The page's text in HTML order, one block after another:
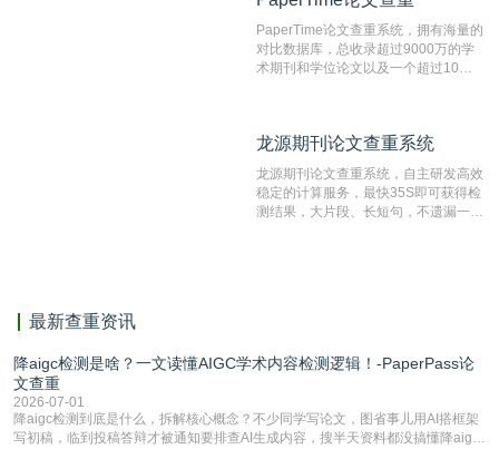
PaperTime论文查重系统，拥有海量的
对比数据库，总收录超过9000万的学
术期刊和学位论文以及一个超过10亿
对，利用指纹索引快速而精准地在云检
有相似的片段，该项技术检测速度快、
准确率高，市场反映良好。
龙源期刊论文查重系统
龙源期刊论文查重系统，自主研发高效
稳定的计算服务，最快35S即可获得检
测结果，大片段、长短句，不遗漏一处
最新查重资讯
降aigc检测是啥？一文读懂AIGC学术内容检测逻辑！-PaperPass论
文查重
2026-07-01
降aigc检测到底是什么，拆解核心概念？不少同学写论文，图省事儿用AI搭框架
写初稿，临到投稿答辩才被通知要排查AI生成内容，搜半天资料都没搞懂降aigc